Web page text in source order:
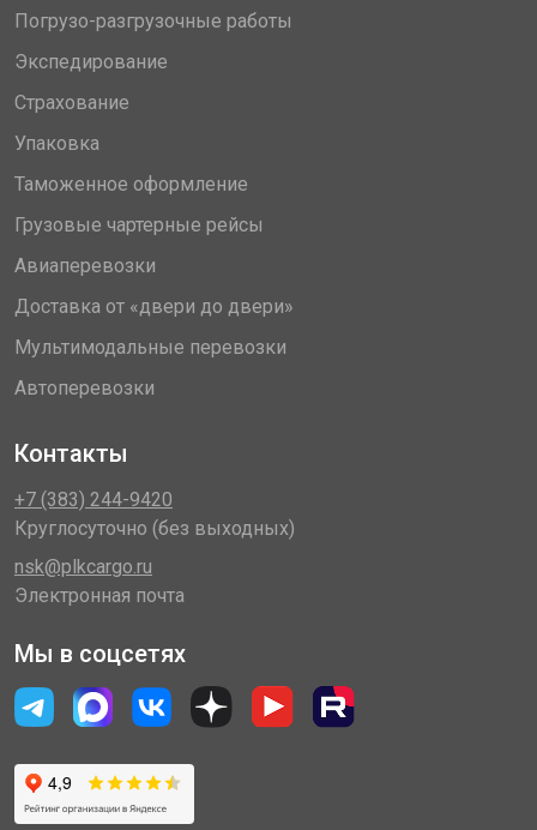
Погрузо-разгрузочные работы
Экспедирование
Страхование
Упаковка
Таможенное оформление
Грузовые чартерные рейсы
Авиаперевозки
Доставка от «двери до двери»
Мультимодальные перевозки
Автоперевозки
Контакты
+7 (383) 244-9420
Круглосуточно (без выходных)
nsk@plkcargo.ru
Электронная почта
Мы в соцсетях